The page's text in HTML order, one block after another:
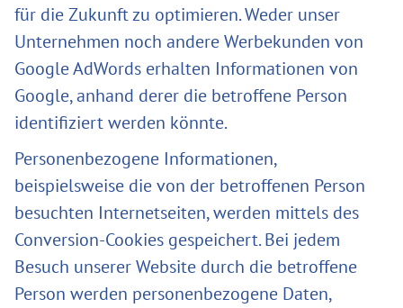
für die Zukunft zu optimieren. Weder unser
Unternehmen noch andere Werbekunden von
Google AdWords erhalten Informationen von
Google, anhand derer die betroffene Person
identifiziert werden könnte.
Personenbezogene Informationen,
beispielsweise die von der betroffenen Person
besuchten Internetseiten, werden mittels des
Conversion-Cookies gespeichert. Bei jedem
Besuch unserer Website durch die betroffene
Person werden personenbezogene Daten,